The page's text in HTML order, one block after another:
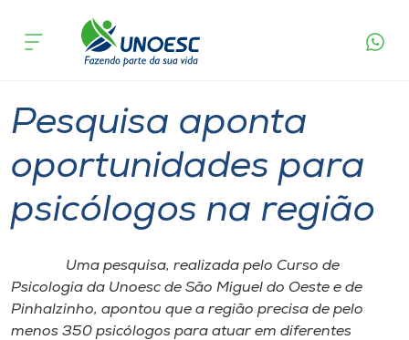
Cursos
Atendimento ao Estudante
Portal de Ensino
A
acontece
Pesquisa aponta
oportunidades para
psicólogos na região
Uma pesquisa, realizada pelo Curso de
Psicologia da Unoesc de São Miguel do Oeste e de
Pinhalzinho, apontou que a região precisa de pelo
menos 350 psicólogos para atuar em diferentes